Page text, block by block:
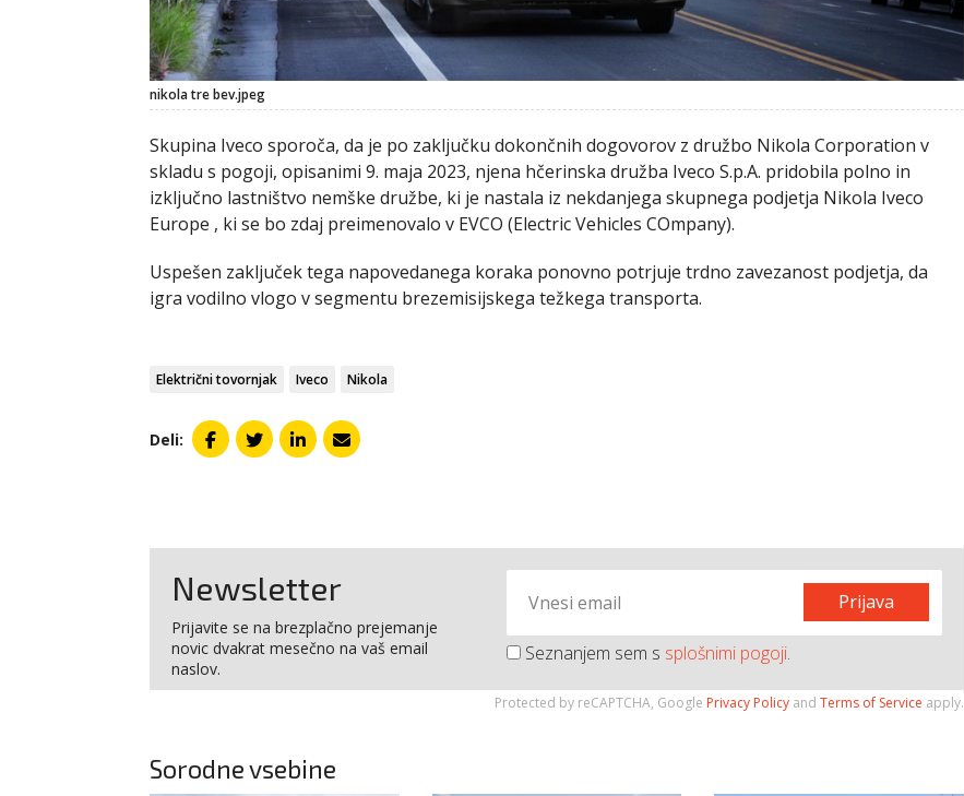
nikola tre bev.jpeg
Skupina Iveco sporoča, da je po zaključku dokončnih dogovorov z družbo Nikola Corporation v
skladu s pogoji, opisanimi 9. maja 2023, njena hčerinska družba Iveco S.p.A. pridobila polno in
izključno lastništvo nemške družbe, ki je nastala iz nekdanjega skupnega podjetja Nikola Iveco
Europe , ki se bo zdaj preimenovalo v EVCO (Electric Vehicles COmpany).
Uspešen zaključek tega napovedanega koraka ponovno potrjuje trdno zavezanost podjetja, da
igra vodilno vlogo v segmentu brezemisijskega težkega transporta.
Električni tovornjak Iveco Nikola
Deli:
Newsletter
Prijavite se na brezplačno prejemanje
novic dvakrat mesečno na vaš email
naslov.
Prijava
Seznanjem sem s splošnimi pogoji.
Protected by reCAPTCHA, Google Privacy Policy andTerms of Service apply.
Sorodne vsebine